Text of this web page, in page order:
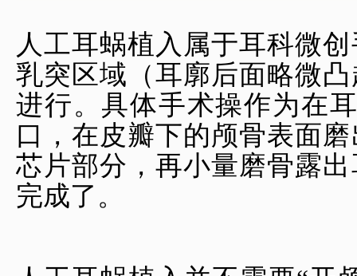
人工耳蜗植入 属于耳科微
乳突区域（耳廓后面略微
进行。具体手术操作为在
口，在皮瓣下的颅骨表面
芯片部分，再小量磨骨露
完成了。